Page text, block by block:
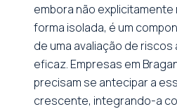
embora não
forma isolada, é um
de uma avaliação de
eficaz. Empresas em
precisam se antecipar a
crescente, integrando-a